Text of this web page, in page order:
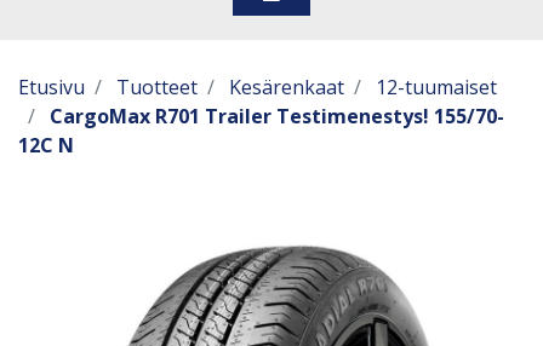
Etusivu Tuotteet Kesärenkaat
12-tuumaiset
CargoMax R701 Trailer Testimenestys! 155/70-
12C N